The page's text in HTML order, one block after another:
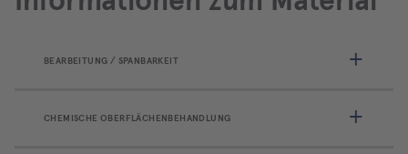
BEARBEITUNG / SPANBARKEIT
CHEMISCHE OBERFLÄCHENBEHANDLUNG